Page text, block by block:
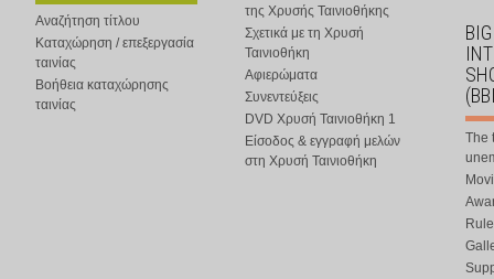
Αναζήτηση τίτλου
Καταχώρηση / επεξεργασία
ταινίας
Βοήθεια καταχώρησης
ταινίας
της Χρυσής Ταινιοθήκης
Σχετικά με τη Χρυσή
Ταινιοθήκη
Αφιερώματα
Συνεντεύξεις
DVD Χρυσή Ταινιοθήκη 1
Είσοδος & εγγραφή μελών
στη Χρυσή Ταινιοθήκη
The